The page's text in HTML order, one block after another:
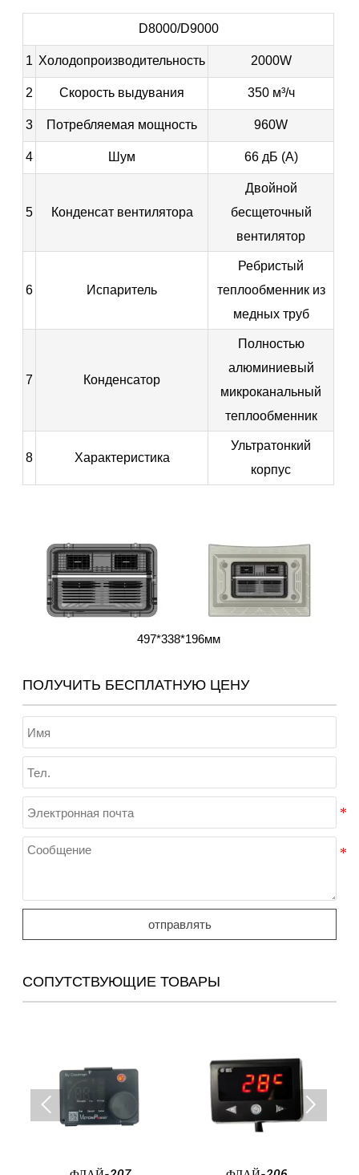
D8000/D9000
1 Холодопроизводительность 2000W
2 Скорость выдувания 350 м³/ч
3 Потребляемая мощность 960W
4 Шум 66 дБ (А)
5 Конденсат вентилятора
Двойной
бесщеточный
вентилятор
6 Испаритель
Ребристый
теплообменник из
медных труб
7 Конденсатор
Полностью
алюминиевый
микроканальный
теплообменник
8 Характеристика
Ультратонкий
корпус
497*338*196мм
ПОЛУЧИТЬ БЕСПЛАТНУЮ ЦЕНУ
отправлять
СОПУТСТВУЮЩИЕ ТОВАРЫ
 